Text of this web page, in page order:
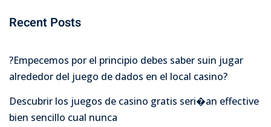
Recent Posts
?Empecemos por el principio debes saber suin jugar
alrededor del juego de dados en el local casino?
Descubrir los juegos de casino gratis seri�an effective
bien sencillo cual nunca